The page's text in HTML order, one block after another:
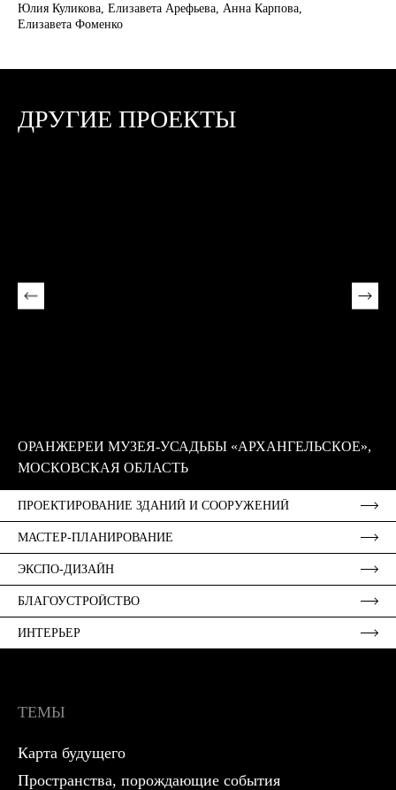
Юлия Куликова, Елизавета Арефьева, Анна Карпова,
Елизавета Фоменко
ДРУГИЕ ПРОЕКТЫ
ОРАНЖЕРЕИ МУЗЕЯ-УСАДЬБЫ «АРХАНГЕЛЬСКОЕ»,
МОСКОВСКАЯ ОБЛАСТЬ
ПРОЕКТИРОВАНИЕ ЗДАНИЙ И СООРУЖЕНИЙ
МАСТЕР-ПЛАНИРОВАНИЕ
ЭКСПО-ДИЗАЙН
БЛАГОУСТРОЙСТВО
ИНТЕРЬЕР
ТЕМЫ
Карта будущего
Пространства, порождающие события